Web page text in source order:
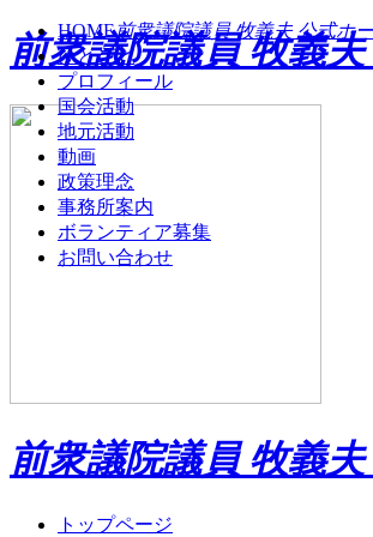
前衆議院議員 牧義
前衆議院議員 牧義
トップページ
HOME前衆議院議員 牧義夫 公式ホ
ひとこと
プロフィール
国会活動
地元活動
動画
政策理念
事務所案内
ボランティア募集
お問い合わせ